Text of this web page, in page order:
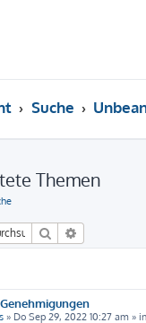
Suche
Themen
Suche
» Do Sep 29, 2022 10:27 am » in